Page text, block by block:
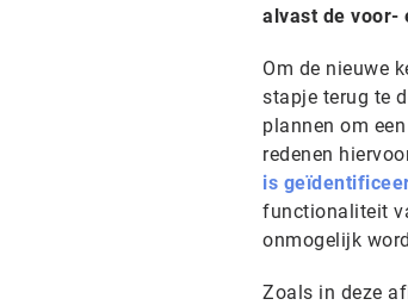
alvast de voor-
Om de nieuwe
stapje terug te
plannen om
redenen
is
functionaliteit
onmogelijk
Zoals in deze